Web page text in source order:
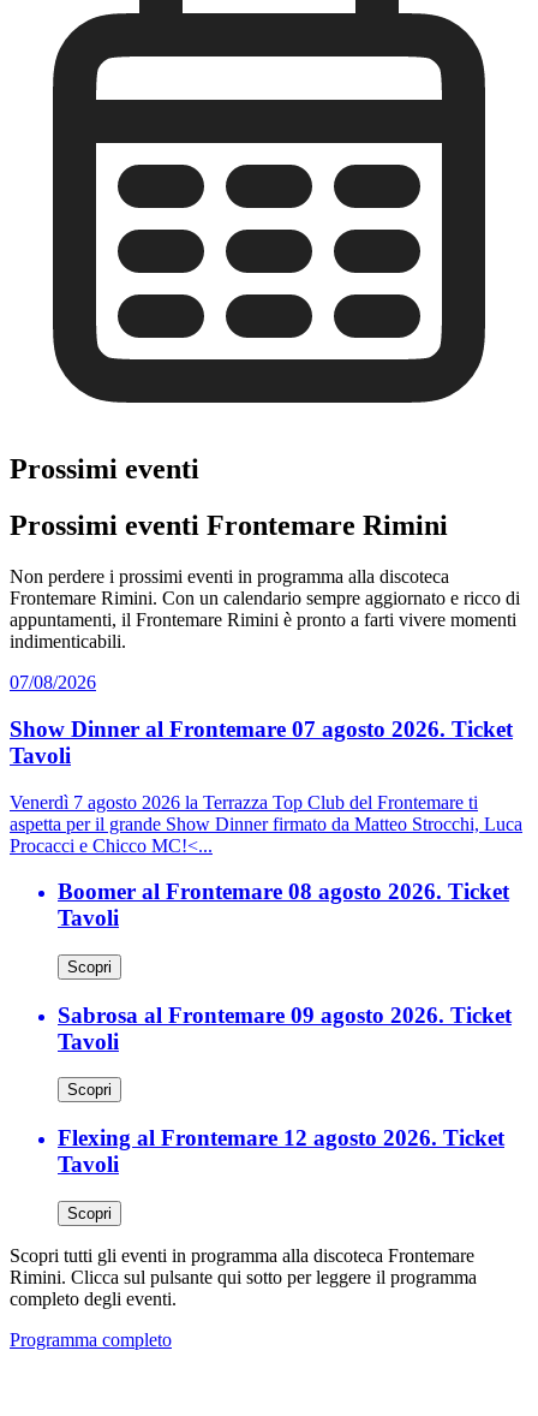
Prossimi eventi
Prossimi eventi Frontemare Rimini
Non perdere i prossimi eventi in programma alla discoteca
Frontemare Rimini. Con un calendario sempre aggiornato e ricco di
appuntamenti, il Frontemare Rimini è pronto a farti vivere momenti
indimenticabili.
07/08/2026
Show Dinner al Frontemare 07 agosto 2026. Ticket
Tavoli
Venerdì 7 agosto 2026 la Terrazza Top Club del Frontemare ti
aspetta per il grande Show Dinner firmato da Matteo Strocchi, Luca
Procacci e Chicco MC!<...
Boomer al Frontemare 08 agosto 2026. Ticket
Tavoli
Scopri
Sabrosa al Frontemare 09 agosto 2026. Ticket
Tavoli
Scopri
Flexing al Frontemare 12 agosto 2026. Ticket
Tavoli
Scopri
Scopri tutti gli eventi in programma alla discoteca Frontemare
Rimini. Clicca sul pulsante qui sotto per leggere il programma
completo degli eventi.
Programma completo